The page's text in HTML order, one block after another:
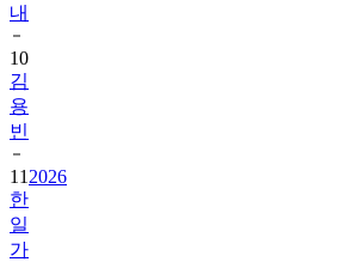
내
10
김
용
빈
11 2026
한
일
가